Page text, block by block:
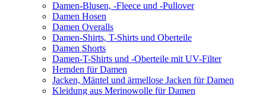
Damen-Blusen, -Fleece und -Pullover
Damen Hosen
Damen Overalls
Damen-Shirts, T-Shirts und Oberteile
Damen Shorts
Damen-T-Shirts und -Oberteile mit UV-Filter
Hemden für Damen
Jacken, Mäntel und ärmellose Jacken für Damen
Kleidung aus Merinowolle für Damen